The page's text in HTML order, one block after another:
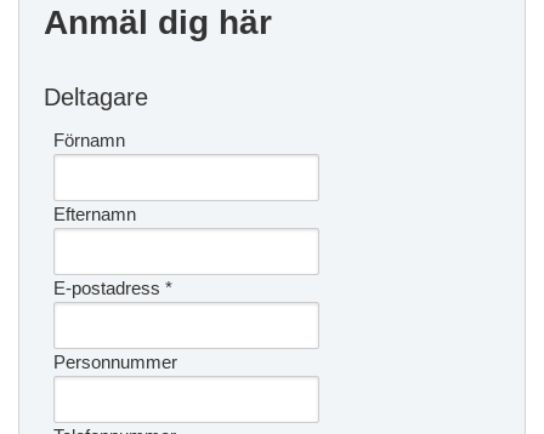
Anmäl dig här
Deltagare
Förnamn
Efternamn
E-postadress *
Personnummer